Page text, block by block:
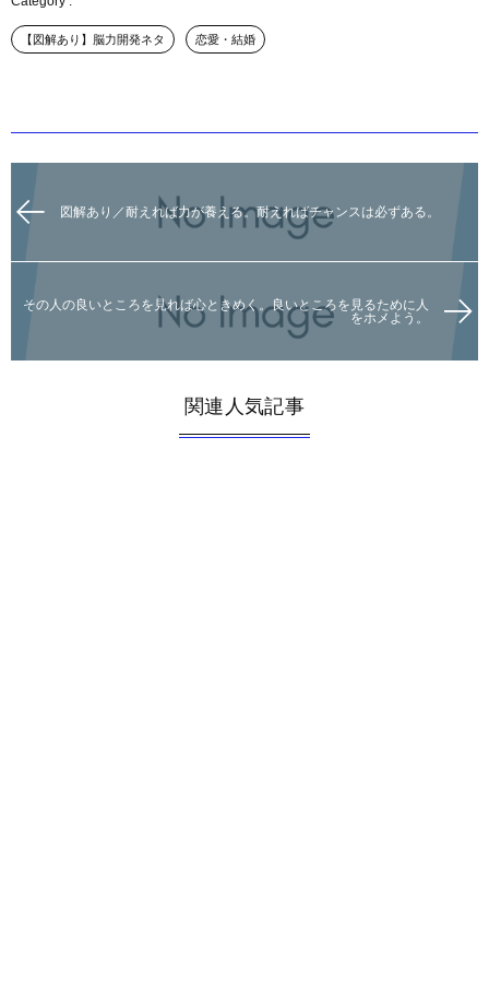
【図解あり】脳力開発ネタ 恋愛・結婚
図解あり／耐えれば力が養える。耐えればチャンスは必ずある。
その人の良いところを見れば心ときめく。良いところを見るために人
をホメよう。
関連人気記事